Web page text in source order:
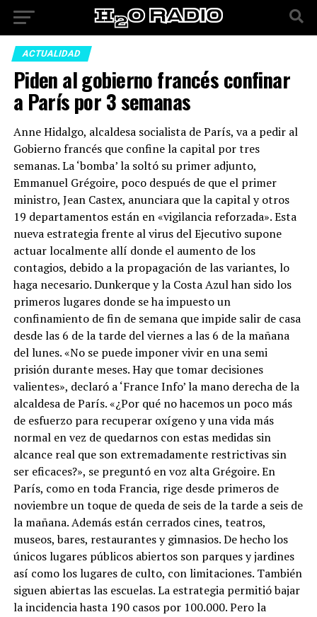
ACTUALIDAD
Piden al gobierno francés confinar
a París por 3 semanas
Anne Hidalgo, alcaldesa socialista de París, va a pedir al
Gobierno francés que confine la capital por tres
semanas. La ‘bomba’ la soltó su primer adjunto,
Emmanuel Grégoire, poco después de que el primer
ministro, Jean Castex, anunciara que la capital y otros
19 departamentos están en «vigilancia reforzada». Esta
nueva estrategia frente al virus del Ejecutivo supone
actuar localmente allí donde el aumento de los
contagios, debido a la propagación de las variantes, lo
haga necesario. Dunkerque y la Costa Azul han sido los
primeros lugares donde se ha impuesto un
confinamiento de fin de semana que impide salir de casa
desde las 6 de la tarde del viernes a las 6 de la mañana
del lunes. «No se puede imponer vivir en una semi
prisión durante meses. Hay que tomar decisiones
valientes», declaró a ‘France Info’ la mano derecha de la
alcaldesa de París. «¿Por qué no hacemos un poco más
de esfuerzo para recuperar oxígeno y una vida más
normal en vez de quedarnos con estas medidas sin
alcance real que son extremadamente restrictivas sin
ser eficaces?», se preguntó en voz alta Grégoire. En
París, como en toda Francia, rige desde primeros de
noviembre un toque de queda de seis de la tarde a seis de
la mañana. Además están cerrados cines, teatros,
museos, bares, restaurantes y gimnasios. De hecho los
únicos lugares públicos abiertos son parques y jardines
así como los lugares de culto, con limitaciones. También
siguen abiertas las escuelas. La estrategia permitió bajar
la incidencia hasta 190 casos por 100.000. Pero la